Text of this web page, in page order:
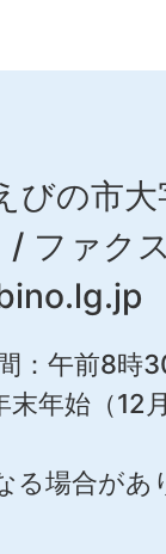
の市大
/ ファ
：午前8時
末年始（12
る場合が